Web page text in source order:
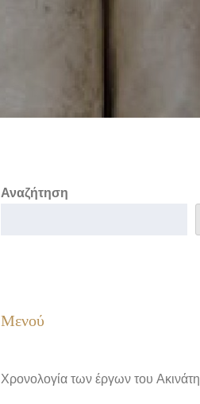
Αναζήτηση
Μενού
Χρονολογία των έργων του Ακινάτη